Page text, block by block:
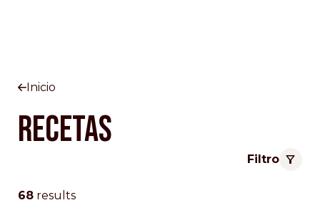
Inicio
Recetas
Filtro
68 results